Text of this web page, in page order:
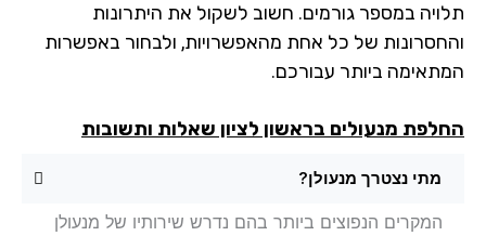
במספר גורמים. חשוב לשקול את היתרונות
של כל אחת מהאפשרויות, ולבחור באפשרות
ביותר עבורכם.
מנעולים בראשון לציון שאלות ותשובות
מתי נצטרך מנעולן?
המקרים הנפוצים ביותר בהם נדרש שירותיו של מנעולן